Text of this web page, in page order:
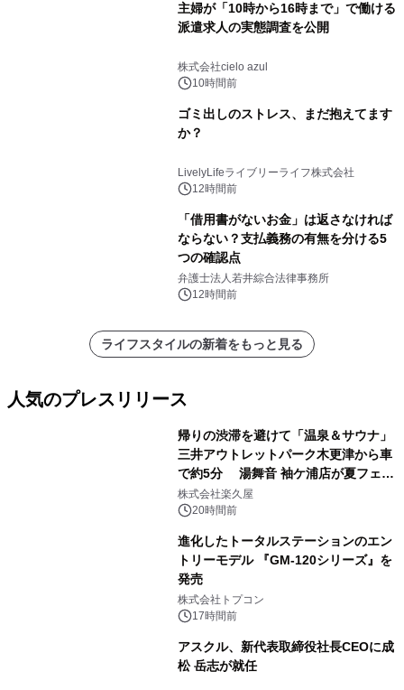
主婦が「10時から16時まで」で働ける
派遣求人の実態調査を公開
株式会社cielo azul
10時間前
ゴミ出しのストレス、まだ抱えてます
か？
LivelyLifeライブリーライフ株式会社
12時間前
「借用書がないお金」は返さなければ
ならない？支払義務の有無を分ける5
つの確認点
弁護士法人若井綜合法律事務所
12時間前
ライフスタイルの新着をもっと見る
人気のプレスリリース
帰りの渋滞を避けて「温泉＆サウナ」
三井アウトレットパーク木更津から車
で約5分 湯舞音 袖ケ浦店が夏フェア
メニューを提供
株式会社楽久屋
20時間前
進化したトータルステーションのエン
トリーモデル 『GM-120シリーズ』を
発売
株式会社トプコン
17時間前
アスクル、新代表取締役社長CEOに成
松 岳志が就任